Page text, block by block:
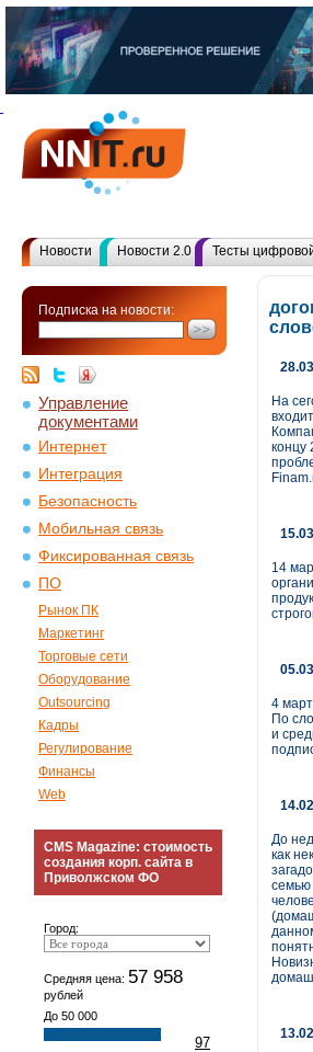
Новости Новости 2.0 Тесты
Подписка на новости:
Управление
документами
Интернет
Интеграция
Безопасность
Мобильная связь
Фиксированная связь
ПО
Рынок ПК
Маркетинг
Торговые сети
Оборудование
Outsourcing
Кадры
Регулирование
Финансы
Web
CMS Magazine: стоимость
создания корп. сайта в
Приволжском ФО
Город:
Средняя цена: 57 958
рублей
До 50 000
97
На
концу
14
4
По
и
До
как
семью